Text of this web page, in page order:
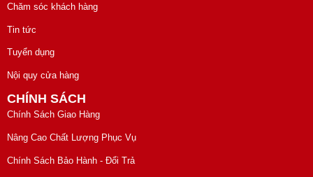
Chăm sóc khách hàng
Tin tức
Tuyển dụng
Nội quy cửa hàng
CHÍNH SÁCH
Chính Sách Giao Hàng
Nâng Cao Chất Lượng Phục Vụ
Chính Sách Bảo Hành - Đổi Trả